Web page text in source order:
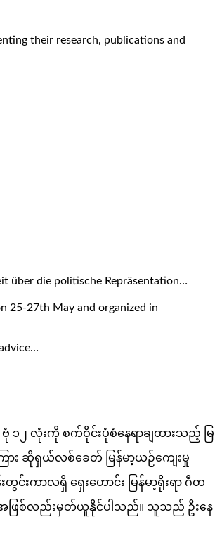
their research, publications and
über die politische Repräsentation…
25-27th May and organized in
၁၂ လုံးကို စက်ဝိုင်းပုံစံနေရာချထားသည့် မြ
ြား ဆိုရှယ်လစ်ခေတ် မြန်မာ့ယဉ်ကျေးမှု
င်းကာလရှိ ရှေးဟောင်း မြန်မာ့ရိုးရာ ဂီတ
အဖြစ်လည်းမှတ်ယူနိုင်ပါသည်။ သူသည် ဦးနေ